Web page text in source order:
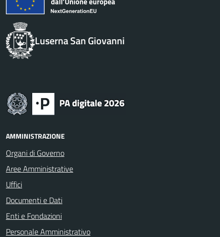
Luserna San Giovanni
AMMINISTRAZIONE
Organi di Governo
Aree Amministrative
Uffici
Documenti e Dati
Enti e Fondazioni
Personale Amministrativo